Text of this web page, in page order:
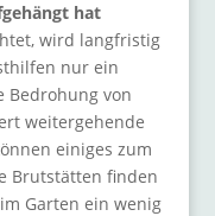
hat
wird langfristig
nur ein
Bedrohung von
weitergehende
einiges zum
Brutstätten finden
Garten ein wenig